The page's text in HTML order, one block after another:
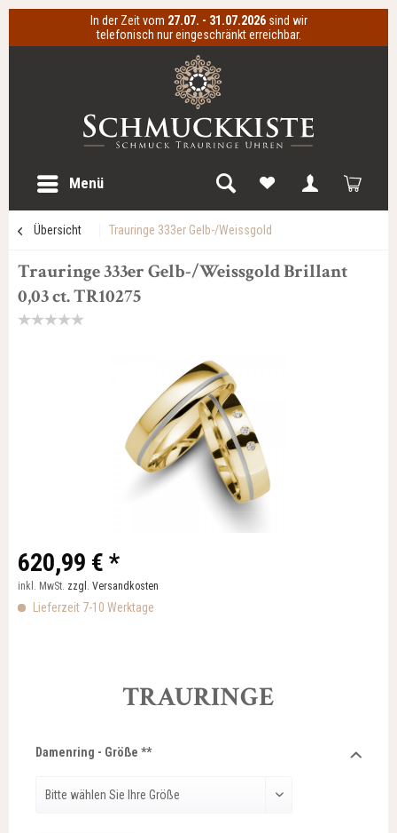
In der Zeit vom 27.07. - 31.07.2026 sind wir
telefonisch nur eingeschränkt erreichbar.
Menü
Übersicht Trauringe 333er Gelb-/Weissgold
Trauringe 333er Gelb-/Weissgold Brillant
0,03 ct. TR10275
620,99 € *
inkl. MwSt. zzgl. Versandkosten
Lieferzeit 7-10 Werktage
TRAURINGE
Damenring - Größe **